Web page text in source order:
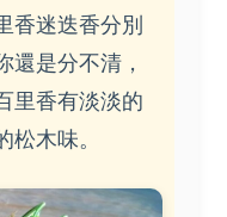
香迷迭香分別
還是分不清，
里香有淡淡的
木味。